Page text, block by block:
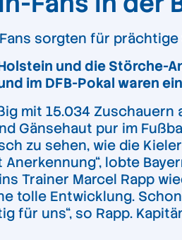
sorgten für
und die Störche-
im DFB-Pokal waren
mit 15.034
Gänsehaut pur im
zu sehen, wie die
Anerkennung“, lobte
Trainer Marcel Rapp
tolle Entwicklung.
für uns“, so Rapp.